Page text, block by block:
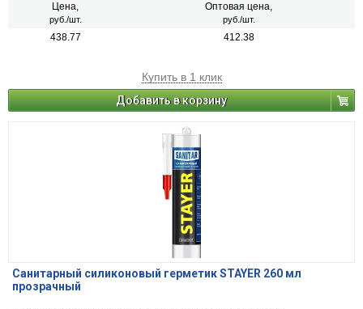
Цена,
руб./шт.
Оптовая цена,
руб./шт.
438.77 412.38
Купить в 1 клик
Добавить в корзину
Санитарный силиконовый герметик STAYER 260 мл
прозрачный